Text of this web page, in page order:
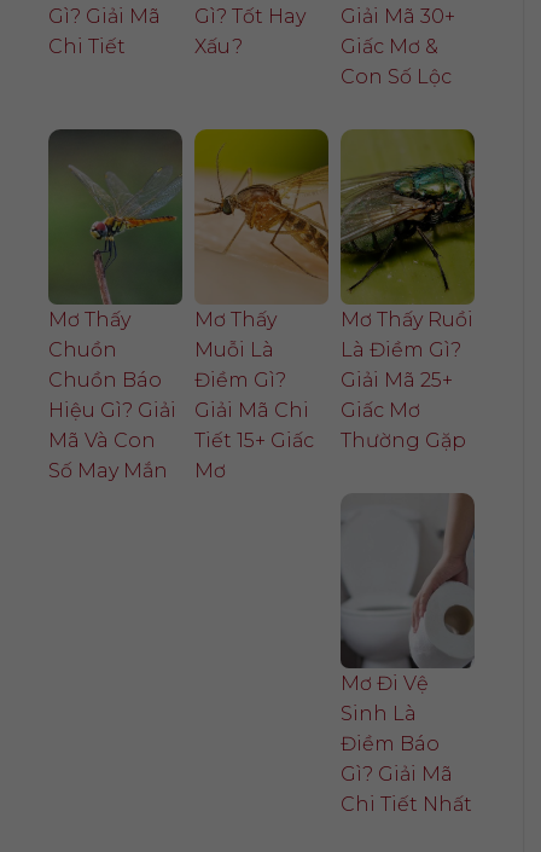
Gì? Giải Mã
Chi Tiết
Gì? Tốt Hay
Xấu?
Giải Mã 30+
Giấc Mơ &
Con Số Lộc
Mơ Thấy
Chuồn
Chuồn Báo
Hiệu Gì? Giải
Mã Và Con
Số May Mắn
Mơ Thấy
Muỗi Là
Điềm Gì?
Giải Mã Chi
Tiết 15+ Giấc
Mơ
Mơ Thấy Ruồi
Là Điềm Gì?
Giải Mã 25+
Giấc Mơ
Thường Gặp
Mơ Đi Vệ
Sinh Là
Điềm Báo
Gì? Giải Mã
Chi Tiết Nhất